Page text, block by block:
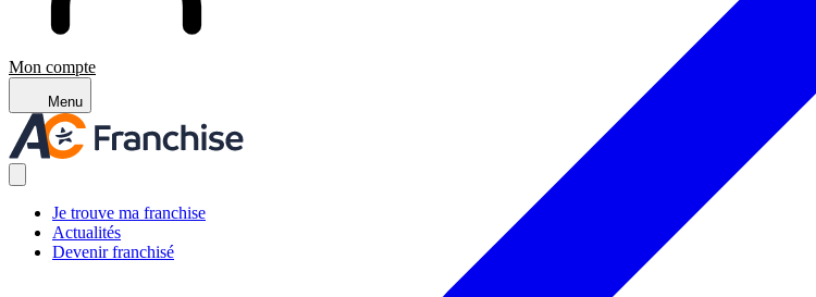
Mon compte
Menu
Je trouve ma franchise
Actualités
Devenir franchisé